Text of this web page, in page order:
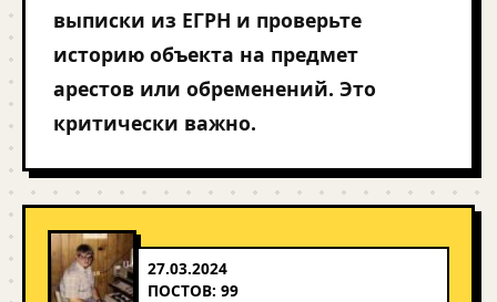
выписки из ЕГРН и проверьте
историю объекта на предмет
арестов или обременений. Это
критически важно.
27.03.2024
ПОСТОВ: 99